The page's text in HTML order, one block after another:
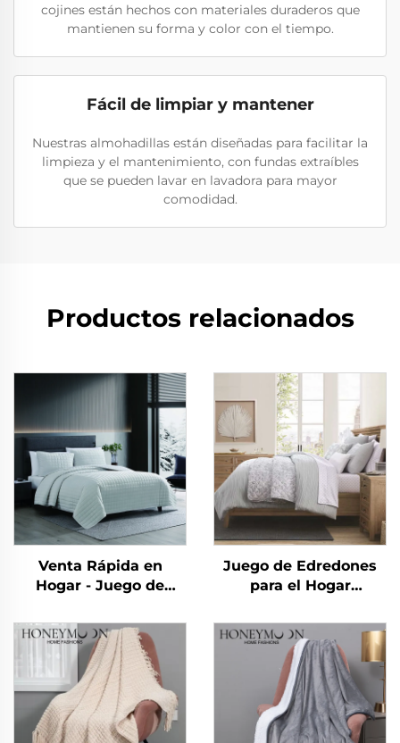
cojines están hechos con materiales duraderos que
mantienen su forma y color con el tiempo.
Fácil de limpiar y mantener
Nuestras almohadillas están diseñadas para facilitar la
limpieza y el mantenimiento, con fundas extraíbles
que se pueden lavar en lavadora para mayor
comodidad.
Productos relacionados
Venta Rápida en
Hogar - Juego de
Suaves de Franela
Polar Reversibles y
Plush para Dormitorio
Juego de Edredones
para el Hogar
CozyLux Edredón de
Sarga Rizada